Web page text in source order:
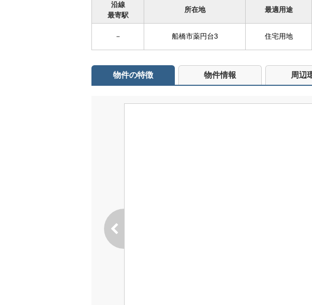
沿線
最寄駅
所在地 最適用途
－ 船橋市薬円台3 住宅用地
物件の特徴 物件情報 周辺